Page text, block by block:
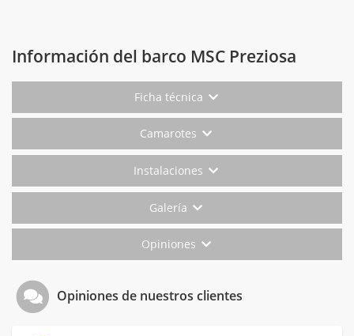
Información del barco MSC Preziosa
Ficha técnica
Camarotes
Instalaciones
Galería
Opiniones
Opiniones de nuestros clientes